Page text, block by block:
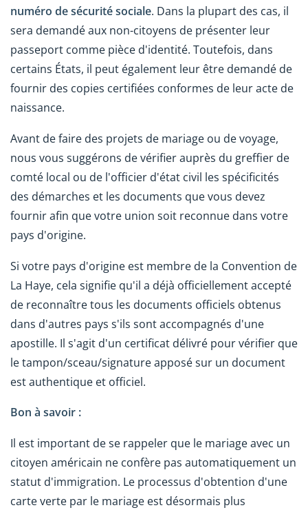
numéro de sécurité sociale. Dans la plupart des cas, il
sera demandé aux non-citoyens de présenter leur
passeport comme pièce d'identité. Toutefois, dans
certains États, il peut également leur être demandé de
fournir des copies certifiées conformes de leur acte de
naissance.
Avant de faire des projets de mariage ou de voyage,
nous vous suggérons de vérifier auprès du greffier de
comté local ou de l'officier d'état civil les spécificités
des démarches et les documents que vous devez
fournir afin que votre union soit reconnue dans votre
pays d'origine.
Si votre pays d'origine est membre de la Convention de
La Haye, cela signifie qu'il a déjà officiellement accepté
de reconnaître tous les documents officiels obtenus
dans d'autres pays s'ils sont accompagnés d'une
apostille. Il s'agit d'un certificat délivré pour vérifier que
le tampon/sceau/signature apposé sur un document
est authentique et officiel.
Bon à savoir :
Il est important de se rappeler que le mariage avec un
citoyen américain ne confère pas automatiquement un
statut d'immigration. Le processus d'obtention d'une
carte verte par le mariage est désormais plus